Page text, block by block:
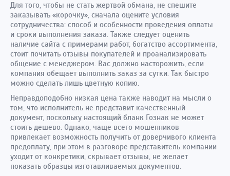
Для того, чтобы не стать жертвой обмана, не спешите
заказывать «корочку», сначала оцените условия
сотрудничества: способ и особенности проведения оплаты
и сроки выполнения заказа. Также следует оценить
наличие сайта с примерами работ, богатство ассортимента,
стоит почитать отзывы покупателей и проанализировать
общение с менеджером. Вас должно насторожить, если
компания обещает выполнить заказ за сутки. Так быстро
можно сделать лишь цветную копию.
Неправдоподобно низкая цена также наводит на мысли о
том, что исполнитель не представит качественный
документ, поскольку настоящий бланк Гознак не может
стоить дешево. Однако, чаще всего мошенников
привлекает возможность получить от доверчивого клиента
предоплату, при этом в разговоре представитель компании
уходит от конкретики, скрывает отзывы, не желает
показать образцы изготавливаемых документов.